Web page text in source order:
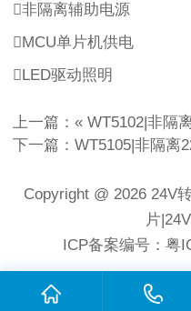
非隔离辅助电源
MCU单片机供电
LED驱动照明
上一篇：« WT5102|非隔
下一篇： WT5105|非隔离
Copyright @ 2026 24V
片
ICP备案编号：粤